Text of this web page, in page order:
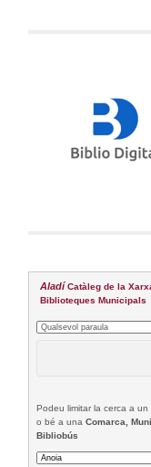
Aladí Catàleg de la
Biblioteques Municipals
Podeu limitar la cerca a un
o bé a unaComarca,
Bibliobús